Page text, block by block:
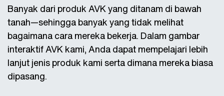
UNDUHAN
HUBUNGI KAMI
Banyak dari produk AVK yang ditanam di bawah
tanah—sehingga banyak yang tidak melihat
bagaimana cara mereka bekerja. Dalam gambar
interaktif AVK kami, Anda dapat mempelajari lebih
lanjut jenis produk kami serta dimana mereka biasa
dipasang.